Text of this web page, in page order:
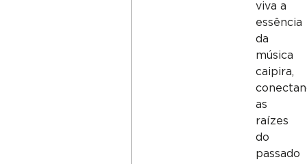
viva a
essência
da
música
caipira,
as
raízes
do
passado